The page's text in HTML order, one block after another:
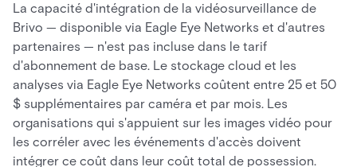
La capacité d'intégration de la vidéosurveillance de
Brivo — disponible via Eagle Eye Networks et d'autres
partenaires — n'est pas incluse dans le tarif
d'abonnement de base. Le stockage cloud et les
analyses via Eagle Eye Networks coûtent entre 25 et 50
$ supplémentaires par caméra et par mois. Les
organisations qui s'appuient sur les images vidéo pour
les corréler avec les événements d'accès doivent
intégrer ce coût dans leur coût total de possession.